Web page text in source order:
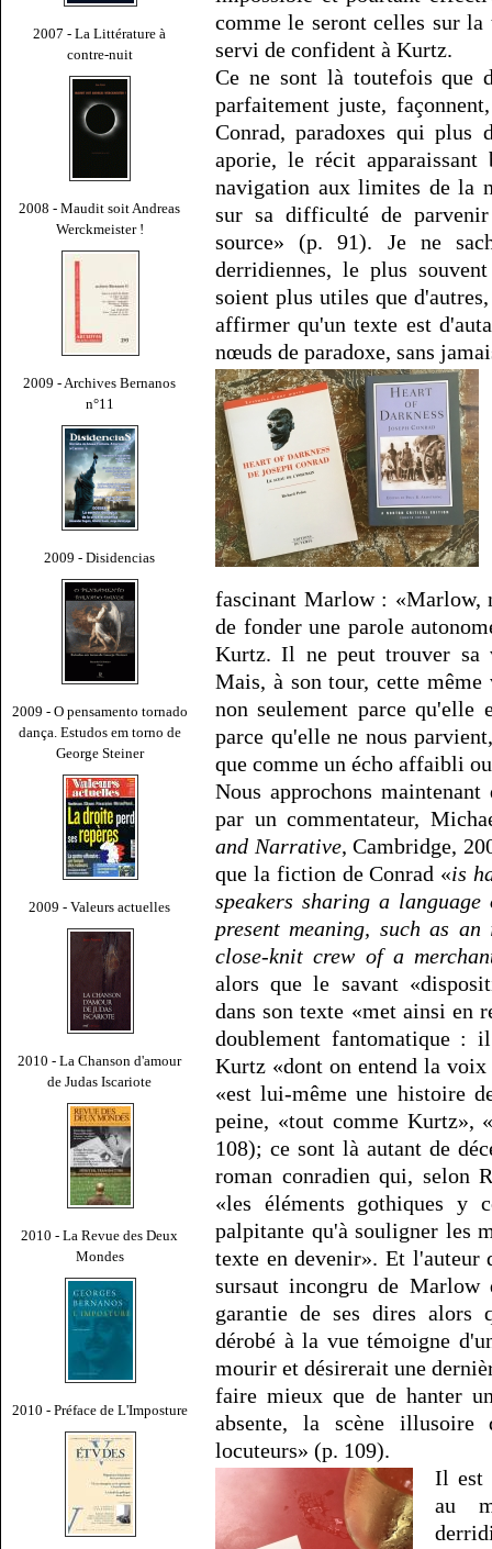
2007 - La Littérature à
contre-nuit
2008 - Maudit soit Andreas
Werckmeister !
2009 - Archives Bernanos
n°11
2009 - Disidencias
2009 - O pensamento tornado
dança. Estudos em torno de
George Steiner
2009 - Valeurs actuelles
2010 - La Chanson d'amour
de Judas Iscariote
2010 - La Revue des Deux
Mondes
2010 - Préface de L'Imposture
comme le seront celles sur la
servi de confident à Kurtz.
Ce ne sont là toutefois que
parfaitement juste,
Conrad, paradoxes qui plus
aporie, le récit
navigation aux limites de la
sur sa difficulté de
source» (p. 91). Je ne
derridiennes, le plus
soient plus utiles que
affirmer qu'un texte est
nœuds de paradoxe, sans
fascinant Marlow : «Marlow,
de fonder une parole
Kurtz. Il ne peut trouver sa
Mais, à son tour, cette
non seulement parce qu'elle
parce qu'elle ne nous
que comme un écho affaibli
Nous approchons
par un commentateur,
and Narrative, Cambridge,
que la fiction de Conrad «is
speakers sharing a
present meaning, such as
close-knit crew of a
alors que le savant
dans son texte «met ainsi
doublement fantomatique :
Kurtz «dont on entend la
«est lui-même une histoire
peine, «tout comme Kurtz»,
108); ce sont là autant de
roman conradien qui, selon
«les éléments gothiques y
palpitante qu'à souligner les
texte en devenir». Et
sursaut incongru de
garantie de ses dires alors
dérobé à la vue témoigne
mourir et désirerait une
faire mieux que de hanter
absente, la scène illusoire
locuteurs» (p. 109).
Il est
au